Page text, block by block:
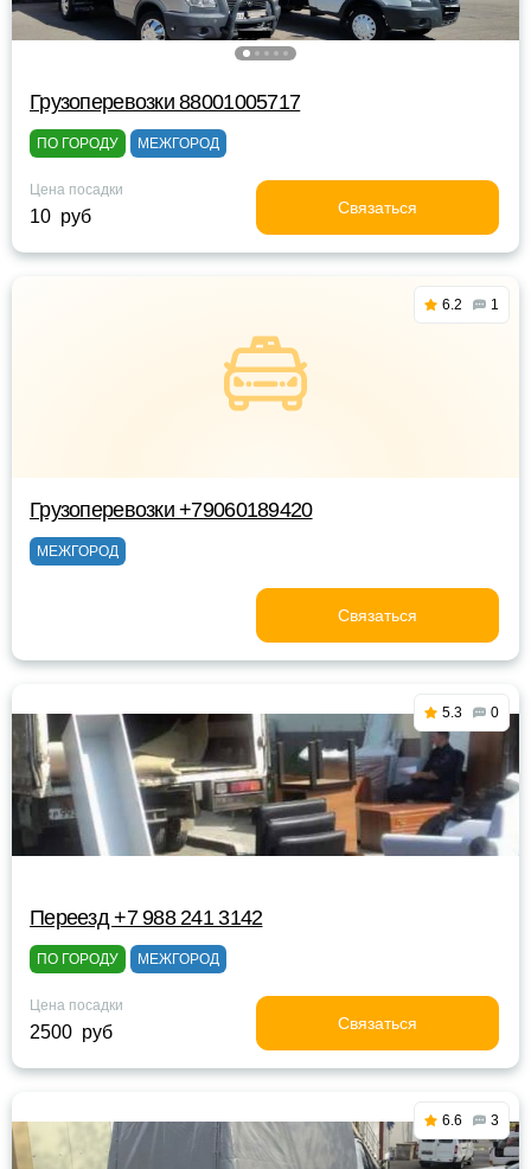
Грузоперевозки 88001005717
ПО ГОРОДУ МЕЖГОРОД
Цена посадки
10 руб Связаться
6.2 1
Грузоперевозки +79060189420
МЕЖГОРОД
Связаться
5.3 0
Переезд +7 988 241 3142
ПО ГОРОДУ МЕЖГОРОД
Цена посадки
2500 руб Связаться
6.6 3